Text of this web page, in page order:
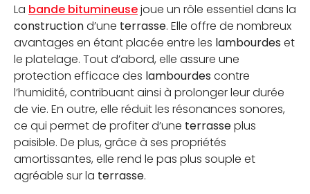
BLOG
JE SUIS PROFESSIONNEL
OÙ TROUVER NOS PRODUITS
CONTACTEZ-NOUS
CATALOGUE
La bande bitumineusejoue un rôle essentiel dans la
constructiond’une terrasse. Elle offre de nombreux
avantages en étant placée entre les lambourdes et
le platelage. Tout d’abord, elle assure une
protection efficace des lambourdes contre
l’humidité, contribuant ainsi à prolonger leur durée
de vie. En outre, elle réduit les résonances sonores,
ce qui permet de profiter d’une terrasseplus
paisible. De plus, grâce à ses propriétés
amortissantes, elle rend le pas plus souple et
agréable sur la terrasse.